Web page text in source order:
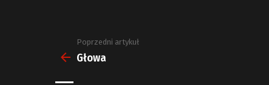
Zobacz
więcej
Poprzedni artykuł
Głowa